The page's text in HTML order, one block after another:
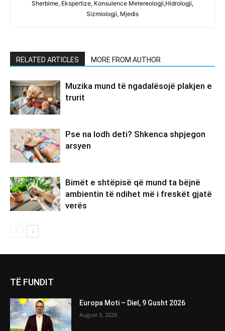
Sherbime, Ekspertize, Konsulence Metereologji,Hidrologji,
Sizmiologji, Mjedis
RELATED ARTICLES MORE FROM AUTHOR
Muzika mund të ngadalësojë plakjen e
trurit
Pse na lodh deti? Shkenca shpjegon
arsyen
Bimët e shtëpisë që mund ta bëjnë
ambientin të ndihet më i freskët gjatë
verës
TË FUNDIT
Europa Moti – Diel, 9 Gusht 2026
August 9, 2026